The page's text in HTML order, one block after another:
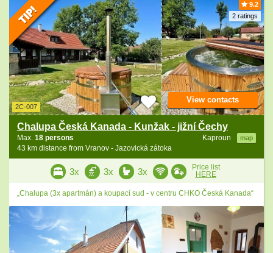
9.2
2 ratings
2C-007
Chalupa Česká Kanada - Kunžak - jižní Čechy
Kaproun map
Max. 18 persons
43 km distance from Vranov - Jazovická zátoka
View contacts
3x 3x 3x
Price list
HERE
„Chalupa (3x apartmán) a koupací sud - v centru CHKO Česká Kanada“